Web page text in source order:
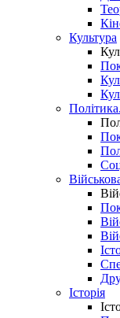
Культура
Історія